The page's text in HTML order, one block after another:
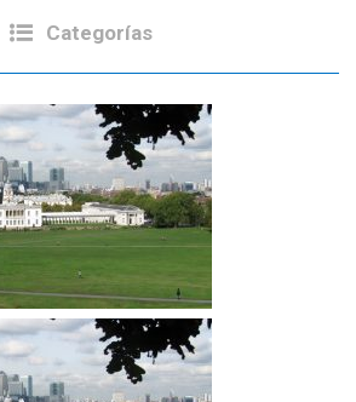
Categorías